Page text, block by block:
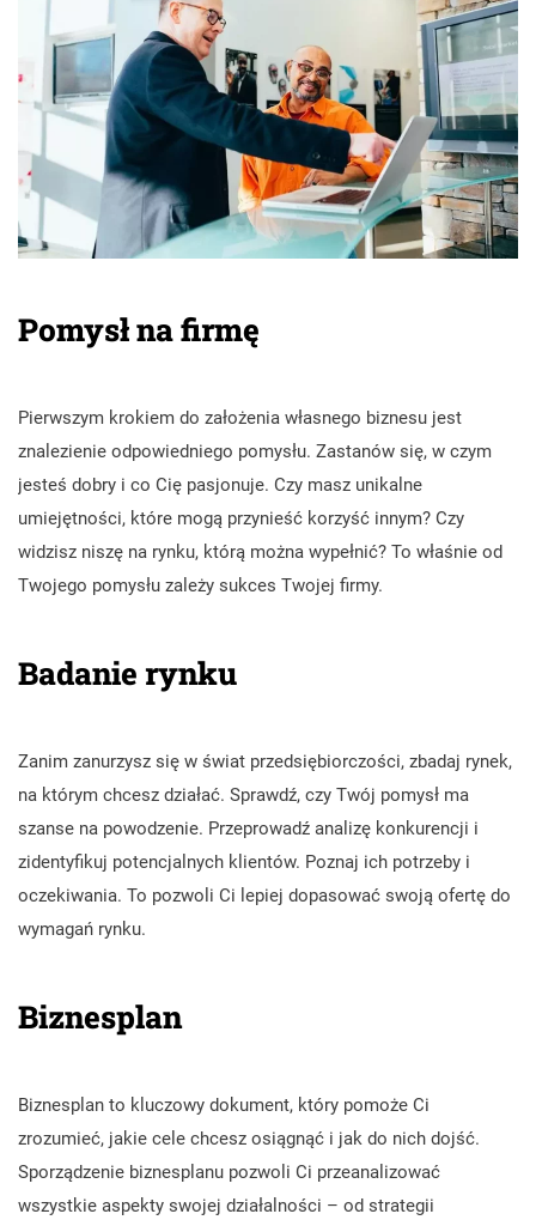
Pomysł na firmę
Pierwszym krokiem do założenia własnego biznesu jest
znalezienie odpowiedniego pomysłu. Zastanów się, w czym
jesteś dobry i co Cię pasjonuje. Czy masz unikalne
umiejętności, które mogą przynieść korzyść innym? Czy
widzisz niszę na rynku, którą można wypełnić? To właśnie od
Twojego pomysłu zależy sukces Twojej firmy.
Badanie rynku
Zanim zanurzysz się w świat przedsiębiorczości, zbadaj rynek,
na którym chcesz działać. Sprawdź, czy Twój pomysł ma
szanse na powodzenie. Przeprowadź analizę konkurencji i
zidentyfikuj potencjalnych klientów. Poznaj ich potrzeby i
oczekiwania. To pozwoli Ci lepiej dopasować swoją ofertę do
wymagań rynku.
Biznesplan
Biznesplan to kluczowy dokument, który pomoże Ci
zrozumieć, jakie cele chcesz osiągnąć i jak do nich dojść.
Sporządzenie biznesplanu pozwoli Ci przeanalizować
wszystkie aspekty swojej działalności – od strategii